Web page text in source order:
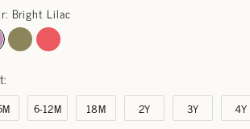
Bright Lilac
6-12M 18M 2Y 3Y 4Y